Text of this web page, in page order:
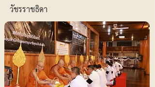
วัชรราชธิดา